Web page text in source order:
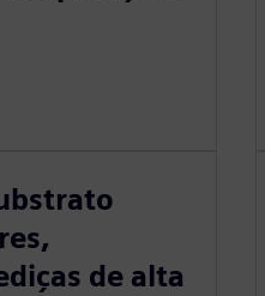
de alta